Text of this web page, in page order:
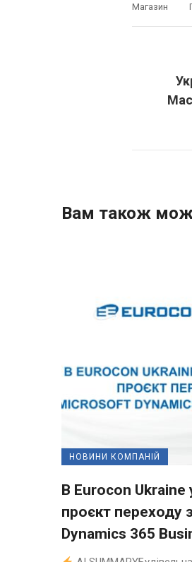
Магазин
Вам також
НОВИНИ КОМПАНІЙ
В Eurocon
проєкт переходу
Dynamics 365